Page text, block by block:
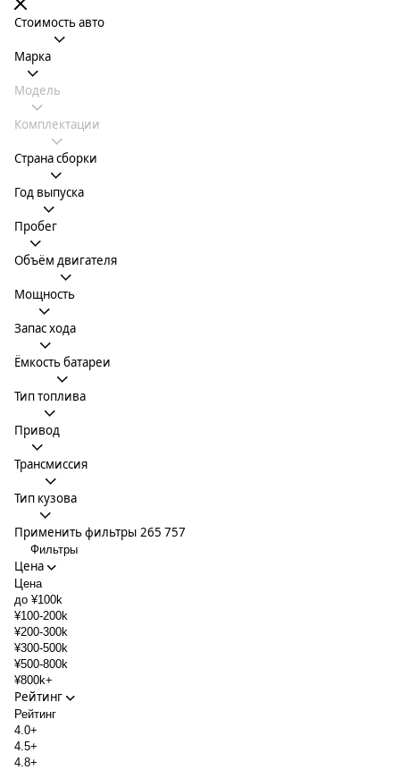
Стоимость авто
Марка
Модель
Комплектации
Страна сборки
Год выпуска
Пробег
Объём двигателя
Мощность
Запас хода
Ёмкость батареи
Тип топлива
Привод
Трансмиссия
Тип кузова
Применить фильтры 265 757
Фильтры
Цена
Цена
до ¥100k
¥100-200k
¥200-300k
¥300-500k
¥500-800k
¥800k+
Рейтинг
Рейтинг
4.0+
4.5+
4.8+